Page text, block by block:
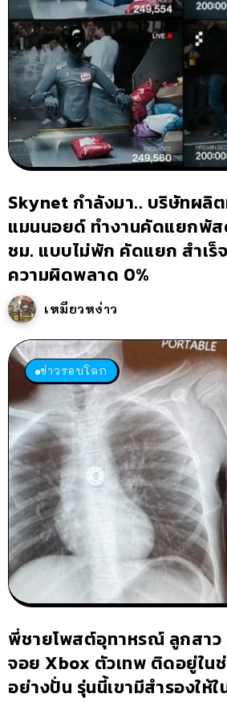
Skynet กำลังมา.. บริษัทผลิ
แมนนอยด์ ทำงานคัดแยกพั
ชม. แบบไม่พัก คัดแยก สำเร็
ความผิดพลาด 0%
เหมียวหง่าว
ข่าวรอบโลก
พี่ชายโพสต์อุทาหรณ์ ลูกสาว
จอย Xbox ตัวเทพ ติดอยู่ใน
อย่างปั่น รุ่นนี้เขามีสำรองให้